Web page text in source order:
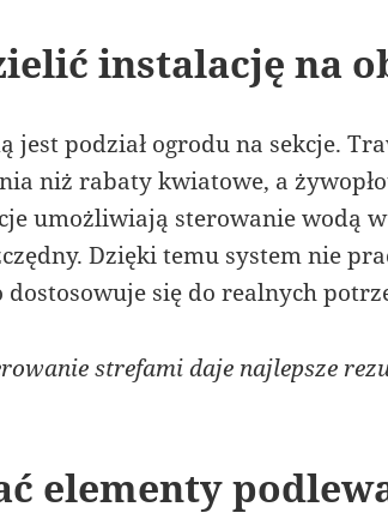
instalację na
jest podział ogrodu na sekcje.
niż rabaty kwiatowe, a
umożliwiają sterowanie wodą
Dzięki temu system nie
dostosowuje się do realnych
strefami daje najlepsze
elementy